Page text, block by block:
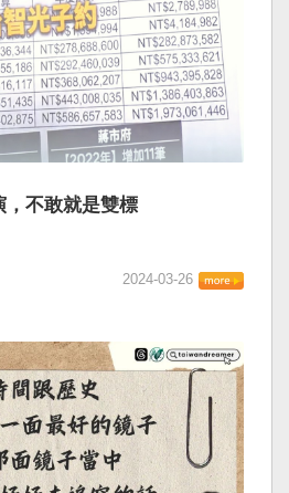
，不敢就是雙標
2024-03-26